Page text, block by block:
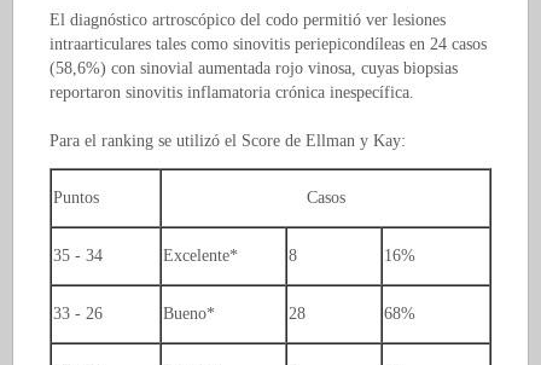
El diagnóstico artroscópico del codo permitió ver lesiones
intraarticulares tales como sinovitis periepicondíleas en 24 casos
(58,6%) con sinovial aumentada rojo vinosa, cuyas biopsias
reportaron sinovitis inflamatoria crónica inespecífica.
Para el ranking se utilizó el Score de Ellman y Kay:
Puntos Casos
35 - 34 Excelente* 8 16%
33 - 26 Bueno* 28 68%